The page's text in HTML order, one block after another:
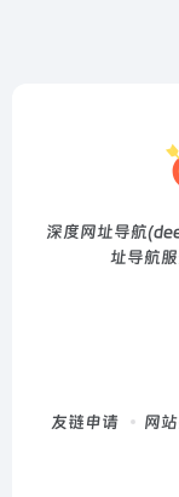
深度网址导航
址导航
友链申请 网